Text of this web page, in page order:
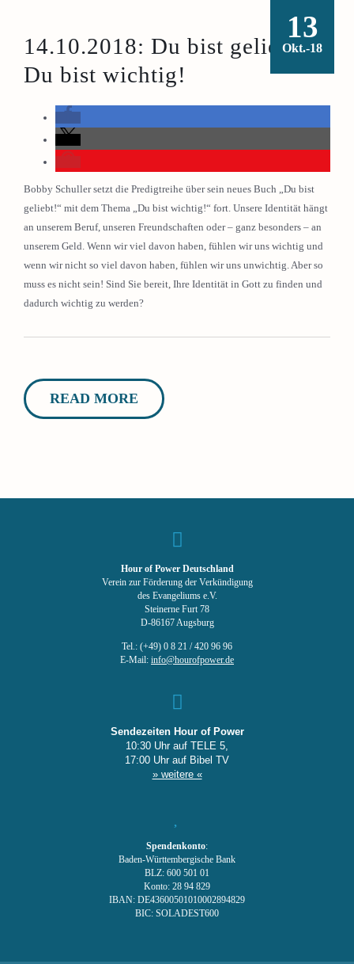
13
Okt.-18
14.10.2018: Du bist geliebt –
Du bist wichtig!
Bobby Schuller setzt die Predigtreihe über sein neues Buch „Du bist
geliebt!“ mit dem Thema „Du bist wichtig!“ fort. Unsere Identität hängt
an unserem Beruf, unseren Freundschaften oder – ganz besonders – an
unserem Geld. Wenn wir viel davon haben, fühlen wir uns wichtig und
wenn wir nicht so viel davon haben, fühlen wir uns unwichtig. Aber so
muss es nicht sein! Sind Sie bereit, Ihre Identität in Gott zu finden und
dadurch wichtig zu werden?
READ MORE
Hour of Power Deutschland
Verein zur Förderung der Verkündigung
des Evangeliums e.V.
Steinerne Furt 78
D-86167 Augsburg
Tel.: (+49) 0 8 21 / 420 96 96
E-Mail: info@hourofpower.de
Sendezeiten Hour of Power
10:30 Uhr auf TELE 5,
17:00 Uhr auf Bibel TV
» weitere «
Spendenkonto:
Baden-Württembergische Bank
BLZ: 600 501 01
Konto: 28 94 829
IBAN: DE43600501010002894829
BIC: SOLADEST600